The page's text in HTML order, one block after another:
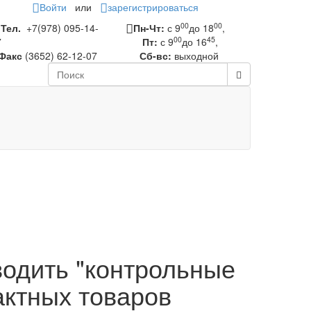
Войти или
зарегистрироваться
+7(978) 095-14-
(3652) 62-12-07
Пн-Чт: с 900до 1800,
Пт: с 900до 1645,
Сб-вс: выходной
"контрольные
товаров